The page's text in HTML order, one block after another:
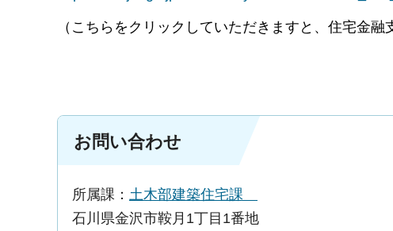
（こちらをクリックしていただきますと、住宅金
お問い合わせ
所属課： 土木部建築住宅課
石川県金沢市鞍月1丁目1番地